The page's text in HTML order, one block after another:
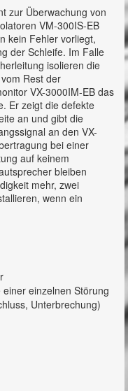
zur Überwachung von
VM-300IS-EB
kein Fehler vorliegt,
der Schleife. Im Falle
isolieren die
Rest der
VX-3000IM-EB das
Er zeigt die defekte
an und gibt die
an den VX-
bei einer
auf keinem
bleiben
mehr, zwei
wenn ein
einzelnen Störung
Unterbrechung)